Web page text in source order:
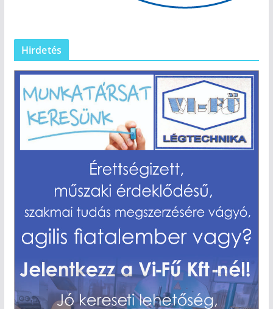
Hirdetés